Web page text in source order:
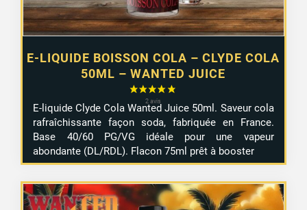
E-LIQUIDE BOISSON COLA – CLYDE COLA
50ML – WANTED JUICE
E-liquide Clyde Cola Wanted Juice 50ml. Saveur cola
rafraîchissante façon soda, fabriquée en France.
Base 40/60 PG/VG idéale pour une vapeur
abondante (DL/RDL). Flacon 75ml prêt à booster